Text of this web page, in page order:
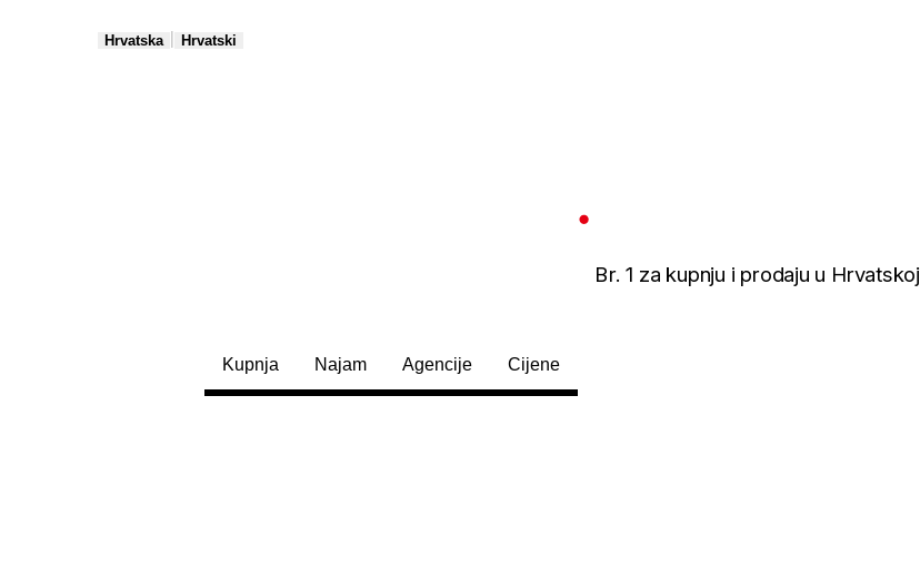
Hrvatska Hrvatski
Br. 1 za kupnju i prodaju u Hrvatskoj
Kupnja Najam Agencije Cijene